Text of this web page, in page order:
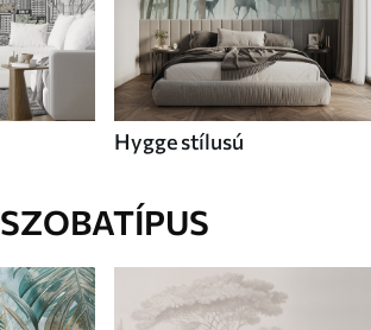
Hygge stílusú
SZOBATÍPUS